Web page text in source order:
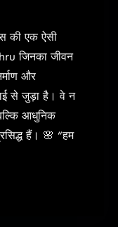
की एक ऐसी
जिनका जीवन
और
से जुड़ा है। वे न
आधुनिक
हैं। 🌸 “हम